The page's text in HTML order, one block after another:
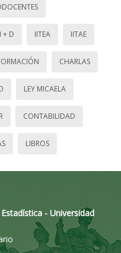
I + D IITEA IITAE
CHARLAS
LEY MICAELA
CONTABILIDAD
LIBROS
- Universidad